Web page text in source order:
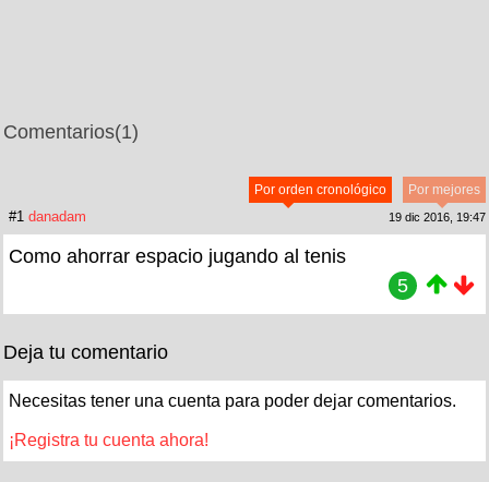
Comentarios(1)
Por mejores
Por orden cronológico
#1 danadam 19 dic 2016, 19:47
Como ahorrar espacio jugando al tenis
5
Deja tu comentario
Necesitas tener una cuenta para poder dejar comentarios.
¡Registra tu cuenta ahora!